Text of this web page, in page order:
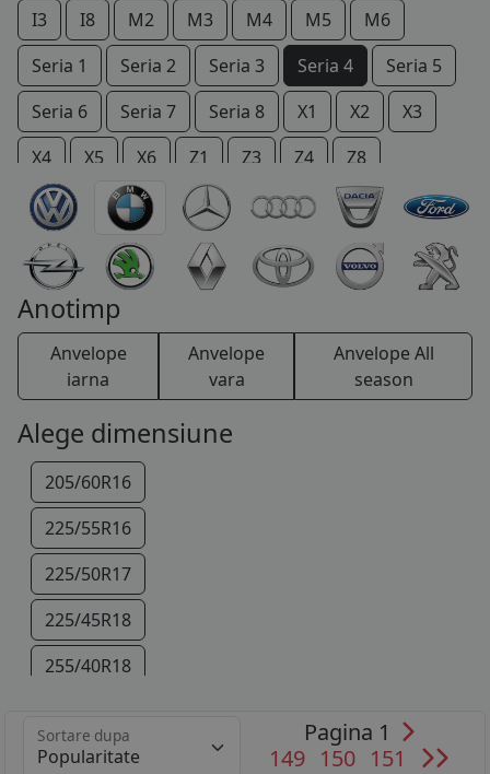
BLOG
B2B - COLABORARE COMPANII
CONT
CONTACT
COS (
0 PRODUSE
I3 I8 M2 M3 M4 M5
M6
Seria 1
Seria 2 Seria 3 Seria 4
Seria 5
Seria 6
Seria 7 Seria 8 X1 X2
X3
X4
X5 X6 Z1 Z3 Z4 Z8
Anotimp
Anvelope
iarna
Anvelope
vara
Anvelope All
season
Alege dimensiune
205/60R16
225/55R16
225/50R17
225/45R18
255/40R18
255/35R19
Sortare dupa
Pagina 1
149 150 151